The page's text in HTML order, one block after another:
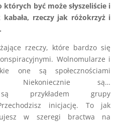
których być może słyszeliście i
rzeczy jak różokrzyż i
rzeczy, które bardzo się
Wolnomularze i
one są społecznościami
Niekoniecznie są…
są przykładem grupy
inicjację. To jak
w szeregi bractwa na